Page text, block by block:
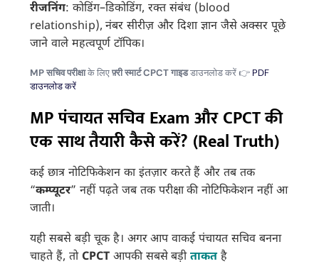
रीजनिंग: कोडिंग–डिकोडिंग, रक्त संबंध (blood
relationship), नंबर सीरीज़ और दिशा ज्ञान जैसे अक्सर पूछे
जाने वाले महत्वपूर्ण टॉपिक।
MP सचिव परीक्षाके लिएफ़्री स्मार्ट CPCT गाइडडाउनलोड करें 👉 PDF
डाउनलोड करें
MP पंचायत सचिव Exam और CPCT की
एक साथ तैयारी कैसे करें? (Real Truth)
कई छात्र नोटिफिकेशन का इंतज़ार करते हैं और तब तक
“कम्प्यूटर” नहीं पढ़ते जब तक परीक्षा की नोटिफिकेशन नहीं आ
जाती।
यही सबसे बड़ी चूक है। अगर आप वाकई पंचायत सचिव बनना
चाहते हैं, तो CPCTआपकी सबसे बड़ीताकतहै